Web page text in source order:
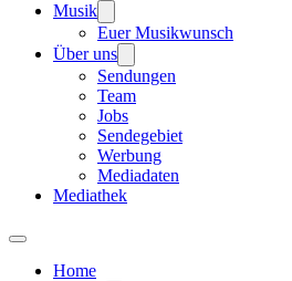
Musik
Euer Musikwunsch
Über uns
Sendungen
Team
Jobs
Sendegebiet
Werbung
Mediadaten
Mediathek
Home